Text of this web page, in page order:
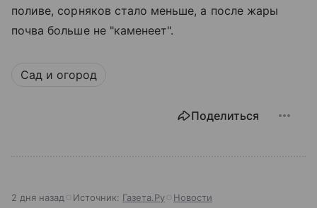
поливе, сорняков стало меньше, а после жары
почва больше не "каменеет".
Сад и огород
Поделиться
2 дня назад Источник: Газета.Ру Новости